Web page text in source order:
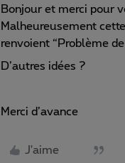
Bonjour et merci pour
Malheureusement
renvoient “Problème
D’autres idées ?
Merci d’avance
J'aime